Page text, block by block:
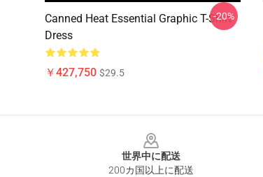
Canned Heat Essential Graphic T-Shirt
Dress
￥427,750 $29.5
-20%
世界中に配送
200カ国以上に配送